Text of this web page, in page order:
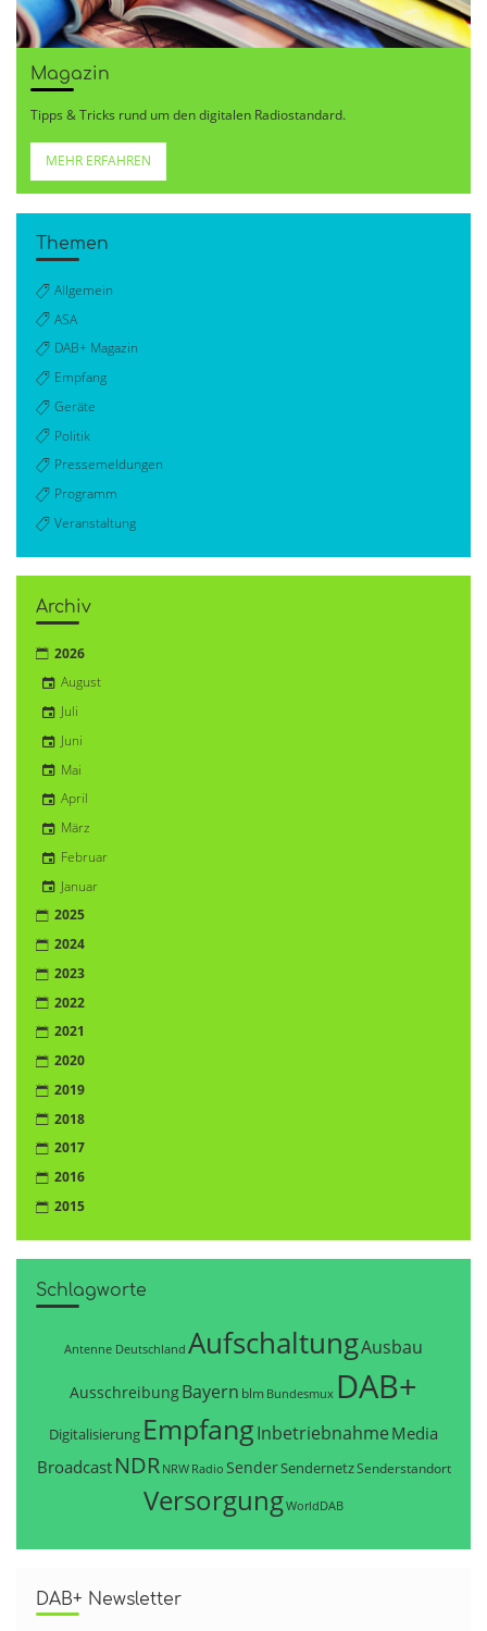
Magazin
Tipps & Tricks rund um den digitalen Radiostandard.
MEHR ERFAHREN
Themen
Allgemein
ASA
DAB+ Magazin
Empfang
Geräte
Politik
Pressemeldungen
Programm
Veranstaltung
Archiv
2026
August
Juli
Juni
Mai
April
März
Februar
Januar
2025
2024
2023
2022
2021
2020
2019
2018
2017
2016
2015
Schlagworte
Antenne Deutschland AufschaltungAusbau
AusschreibungBayern blm Bundesmux DAB+
Digitalisierung EmpfangInbetriebnahme Media
Broadcast NDR NRW Radio SenderSendernetzSenderstandort
VersorgungWorldDAB
DAB+ Newsletter